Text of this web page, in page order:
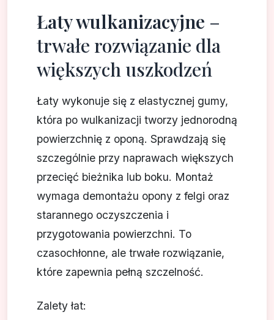
Łaty wulkanizacyjne –
trwałe rozwiązanie dla
większych uszkodzeń
Łaty wykonuje się z elastycznej gumy,
która po wulkanizacji tworzy jednorodną
powierzchnię z oponą. Sprawdzają się
szczególnie przy naprawach większych
przecięć bieżnika lub boku. Montaż
wymaga demontażu opony z felgi oraz
starannego oczyszczenia i
przygotowania powierzchni. To
czasochłonne, ale trwałe rozwiązanie,
które zapewnia pełną szczelność.
Zalety łat: